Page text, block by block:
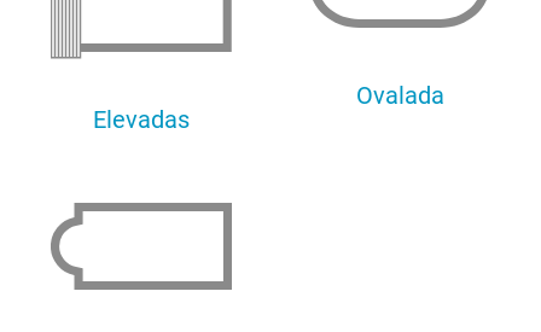
Elevadas
Ovalada